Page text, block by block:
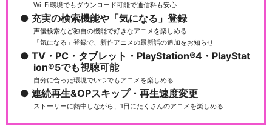
ミュージカル『刀剣乱舞』
加州清光 単騎出陣2…
ミュージカル『刀剣乱舞』 ～
真剣乱舞祭2018～
Wi-Fi環境でもダウンロード可能で通信料も安心
充実の検索機能や「気になる」登録
声優検索など独自の機能で好きなアニメを楽しめる
「気になる」登録で、新作アニメの最新話の追加をお知らせ
TV・PC・タブレット・PlayStation®4・PlayStat
ion®5でも視聴可能
自分に合った環境でいつでもアニメを楽しめる
連続再生&OPスキップ・再生速度変更
ストーリーに熱中しながら、1日にたくさんのアニメを楽しめる